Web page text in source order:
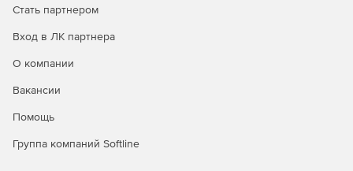
Стать партнером
Вход в ЛК партнера
О компании
Вакансии
Помощь
Группа компаний Softline